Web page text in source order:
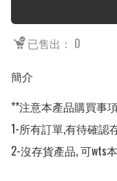
已售出： 0
簡介
**注意本產品購買事
1-所有訂單,有待確認
2-沒存貨產品, 可wts